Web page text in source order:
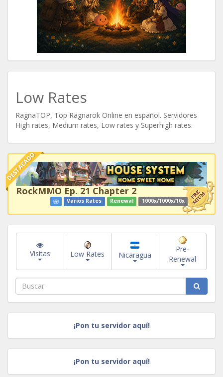
Low Rates
RagnaTOP, Top Ragnarok Online en español. Servidores
High rates, Medium rates, Low rates y Superhigh rates.
DESTACADO
RockMMO Ep. 21 Chapter 2
Varios Rates Renewal 1000x/1000x/10x
Visitas Low Rates Nicaragua
Pre-
Renewal
¡Pon tu servidor aquí!
¡Pon tu servidor aquí!